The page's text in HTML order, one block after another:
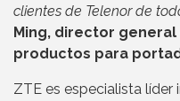
clientes de Telenor de
Ming, director general
productos para
ZTE es especialista